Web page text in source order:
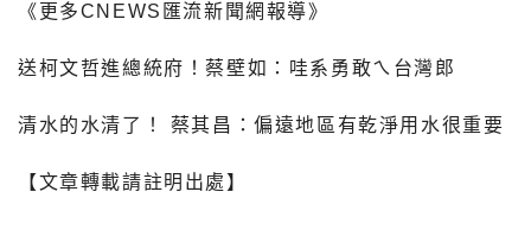
《更多CNEWS匯流新聞網報導》
送柯文哲進總統府！蔡壁如：哇系勇敢ㄟ台灣郎
清水的水清了！ 蔡其昌：偏遠地區有乾淨用水很重要
【文章轉載請註明出處】